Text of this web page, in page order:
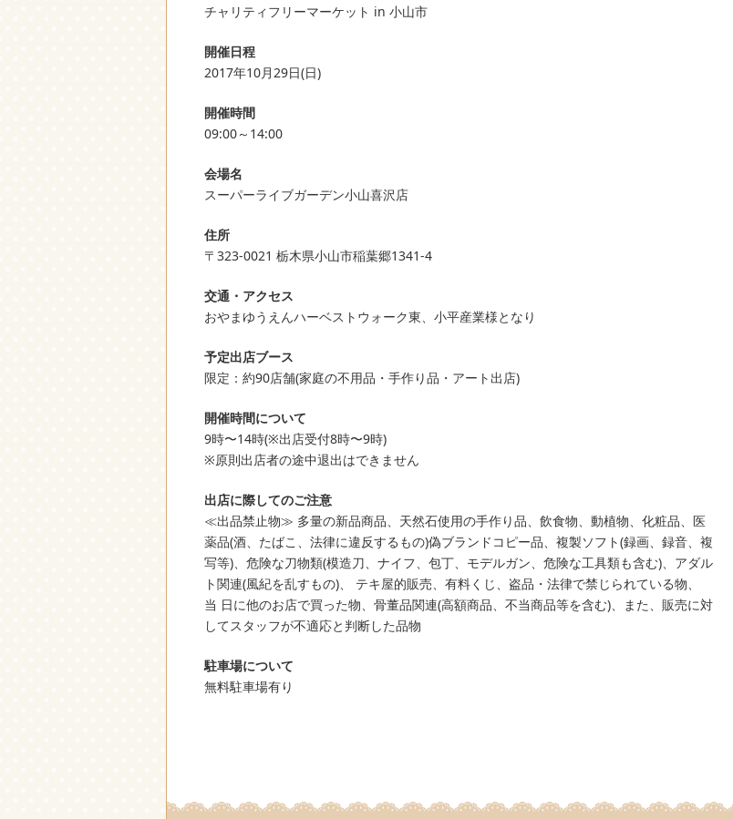
チャリティフリーマーケット in 小山市
開催日程
2017年10月29日(日)
開催時間
09:00～14:00
会場名
スーパーライブガーデン小山喜沢店
住所
〒323-0021 栃木県小山市稲葉郷1341-4
交通・アクセス
おやまゆうえんハーベストウォーク東、小平産業様となり
予定出店ブース
限定：約90店舗(家庭の不用品・手作り品・アート出店)
開催時間について
9時〜14時(※出店受付8時〜9時)
※原則出店者の途中退出はできません
出店に際してのご注意
≪出品禁止物≫ 多量の新品商品、天然石使用の手作り品、飲食物、動植物、化粧品、医
薬品(酒、たばこ、法律に違反するもの)偽ブランドコピー品、複製ソフト(録画、録音、複
写等)、危険な刀物類(模造刀、ナイフ、包丁、モデルガン、危険な工具類も含む)、アダル
ト関連(風紀を乱すもの)、 テキ屋的販売、有料くじ、盗品・法律で禁じられている物、
当 日に他のお店で買った物、骨董品関連(高額商品、不当商品等を含む)、また、販売に対
してスタッフが不適応と判断した品物
駐車場について
無料駐車場有り